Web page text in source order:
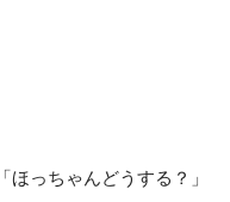
っちゃんどうする？」